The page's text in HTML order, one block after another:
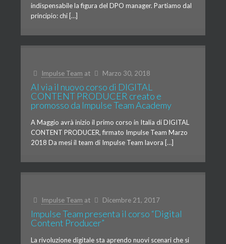
indispensabile la figura del DPO manager. Partiamo dal
principio: chi […]
Impulse Team at Marzo 30, 2018
Al via il nuovo corso di DIGITAL
CONTENT PRODUCER creato e
promosso da Impulse Team Academy
A Maggio avrà inizio il primo corso in Italia di DIGITAL
CONTENT PRODUCER, firmato Impulse Team Marzo
2018 Da mesi il team di Impulse Team lavora […]
Impulse Team at Dicembre 21, 2017
Impulse Team presenta il corso “Digital
Content Producer”
La rivoluzione digitale sta aprendo nuovi scenari che si